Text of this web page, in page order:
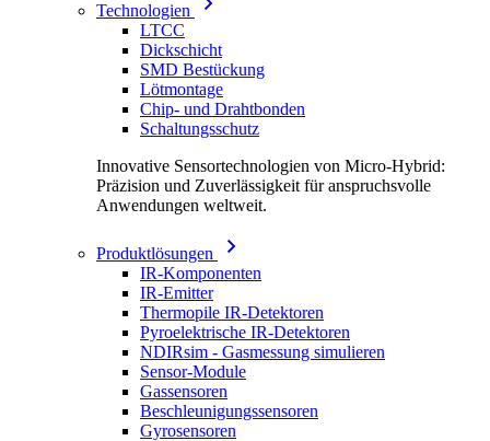
Technologien
LTCC
Dickschicht
SMD Bestückung
Lötmontage
Chip- und Drahtbonden
Schaltungsschutz
Innovative Sensortechnologien von Micro-Hybrid:
Präzision und Zuverlässigkeit für anspruchsvolle
Anwendungen weltweit.
Produktlösungen
IR-Komponenten
IR-Emitter
Thermopile IR-Detektoren
Pyroelektrische IR-Detektoren
NDIRsim - Gasmessung simulieren
Sensor-Module
Gassensoren
Beschleunigungssensoren
Gyrosensoren